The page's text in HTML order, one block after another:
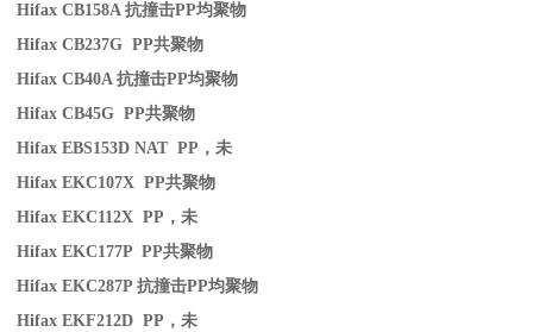
Hifax CB158A抗撞击PP均聚物
Hifax CB237G PP共聚物
Hifax CB40A抗撞击PP均聚物
Hifax CB45G PP共聚物
Hifax EBS153D NAT PP ，未
Hifax EKC107X PP共聚物
Hifax EKC112X PP ，未
Hifax EKC177P PP共聚物
Hifax EKC287P抗撞击PP均聚物
Hifax EKF212D PP ，未